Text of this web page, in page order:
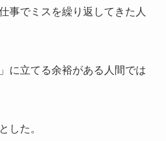
事でミスを繰り返してきた人
に立てる余裕がある人間では
した。